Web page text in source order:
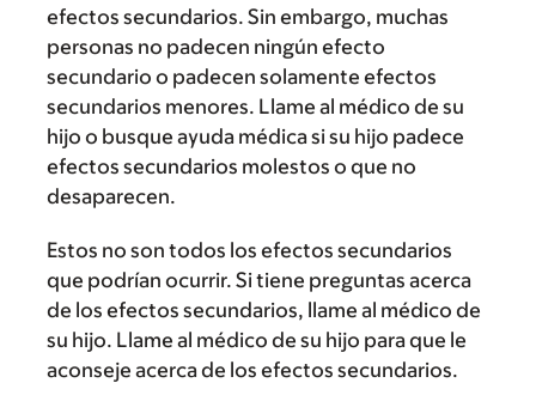
efectos secundarios. Sin embargo, muchas
personas no padecen ningún efecto
secundario o padecen solamente efectos
secundarios menores. Llame al médico de su
hijo o busque ayuda médica si su hijo padece
efectos secundarios molestos o que no
desaparecen.
Estos no son todos los efectos secundarios
que podrían ocurrir. Si tiene preguntas acerca
de los efectos secundarios, llame al médico de
su hijo. Llame al médico de su hijo para que le
aconseje acerca de los efectos secundarios.